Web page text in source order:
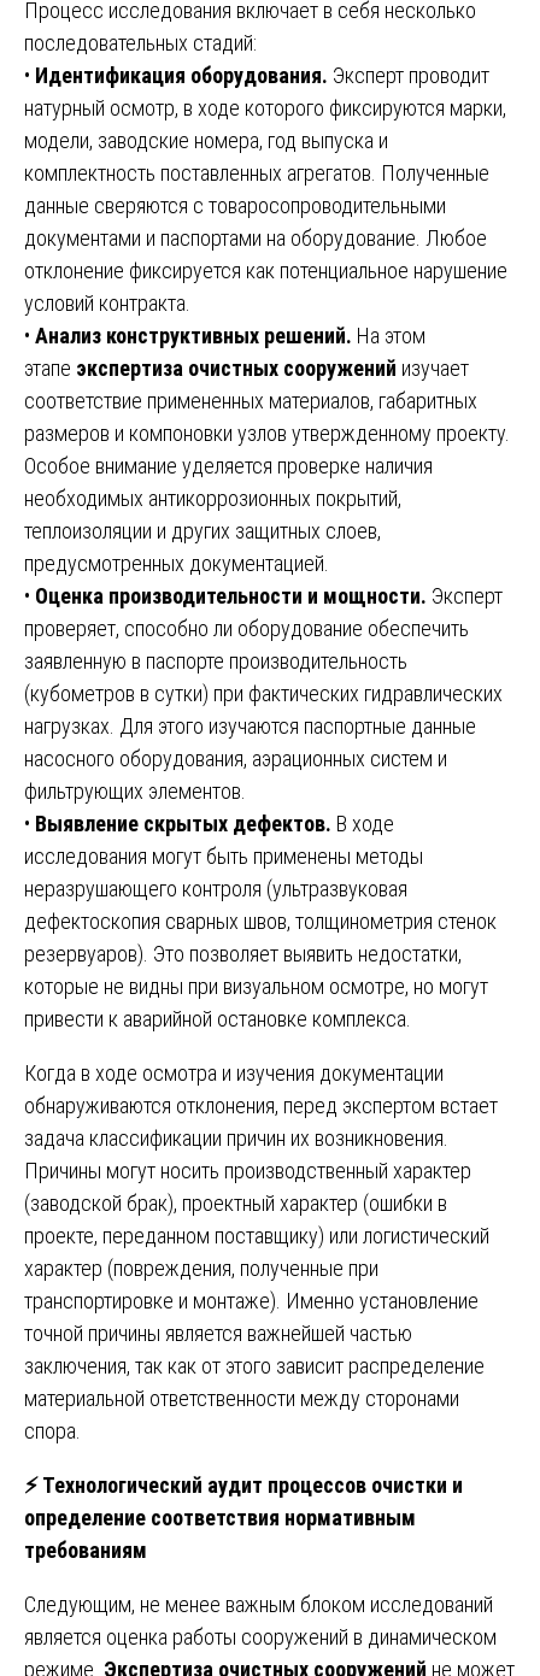
Процесс исследования включает в себя несколько
последовательных стадий:
• Идентификация оборудования. Эксперт проводит
натурный осмотр, в ходе которого фиксируются марки,
модели, заводские номера, год выпуска и
комплектность поставленных агрегатов. Полученные
данные сверяются с товаросопроводительными
документами и паспортами на оборудование. Любое
отклонение фиксируется как потенциальное нарушение
условий контракта.
• Анализ конструктивных решений. На этом
этапе экспертиза очистных сооружений изучает
соответствие примененных материалов, габаритных
размеров и компоновки узлов утвержденному проекту.
Особое внимание уделяется проверке наличия
необходимых антикоррозионных покрытий,
теплоизоляции и других защитных слоев,
предусмотренных документацией.
• Оценка производительности и мощности. Эксперт
проверяет, способно ли оборудование обеспечить
заявленную в паспорте производительность
(кубометров в сутки) при фактических гидравлических
нагрузках. Для этого изучаются паспортные данные
насосного оборудования, аэрационных систем и
фильтрующих элементов.
• Выявление скрытых дефектов. В ходе
исследования могут быть применены методы
неразрушающего контроля (ультразвуковая
дефектоскопия сварных швов, толщинометрия стенок
резервуаров). Это позволяет выявить недостатки,
которые не видны при визуальном осмотре, но могут
привести к аварийной остановке комплекса.
Когда в ходе осмотра и изучения документации
обнаруживаются отклонения, перед экспертом встает
задача классификации причин их возникновения.
Причины могут носить производственный характер
(заводской брак), проектный характер (ошибки в
проекте, переданном поставщику) или логистический
характер (повреждения, полученные при
транспортировке и монтаже). Именно установление
точной причины является важнейшей частью
заключения, так как от этого зависит распределение
материальной ответственности между сторонами
спора.
⚡Технологический аудит процессов очистки и
определение соответствия нормативным
требованиям
Следующим, не менее важным блоком исследований
является оценка работы сооружений в динамическом
режиме. Экспертиза очистных сооружений не может